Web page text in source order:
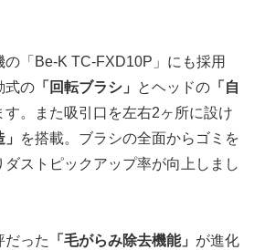
の「Be-K TC-FXD10P」にも採用
式の 「回転ブラシ」 とヘッドの 「自
す。また吸引口を左右2ヶ所に設け
を搭載。ブラシの全面からゴミを
ダストピックアップ率が向上しまし
だった 「毛がらみ除去機能」 が進化